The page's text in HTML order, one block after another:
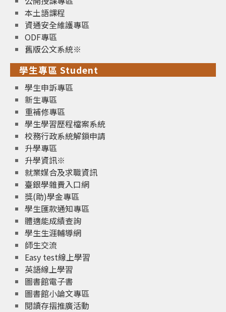
本土語課程
資通安全維護專區
ODF專區
舊版公文系統※
學生專區 Student
學生申訴專區
新生專區
重補修專區
學生學習歷程檔案系統
校務行政系統解鎖申請
升學專區
升學資訊※
就業媒合及求職資訊
臺銀學雜費入口網
獎(助)學金專區
學生匯款通知專區
體適能成績查詢
學生生涯輔導網
師生交流
Easy test線上學習
英語線上學習
圖書館電子書
圖書館小論文專區
閱讀存摺推廣活動